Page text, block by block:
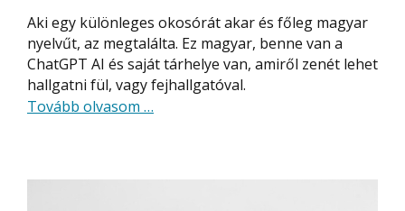
Aki egy különleges okosórát akar és főleg magyar
nyelvűt, az megtalálta. Ez magyar, benne van a
ChatGPT AI és saját tárhelye van, amiről zenét lehet
hallgatni fül, vagy fejhallgatóval.
Tovább olvasom about
…